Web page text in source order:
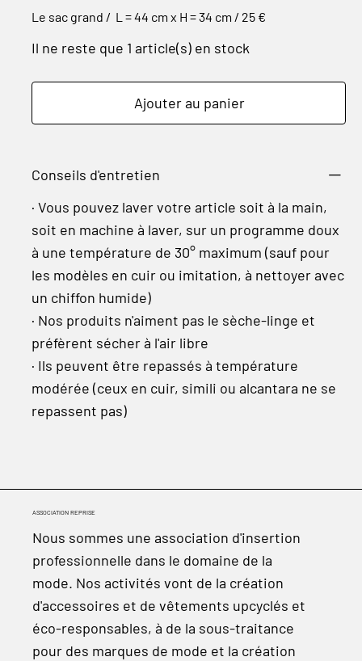
Le sac grand / L = 44 cm x H = 34 cm / 25 €
Il ne reste que 1 article(s) en stock
Ajouter au panier
Conseils d'entretien
· Vous pouvez laver votre article soit à la main,
soit en machine à laver, sur un programme doux
à une température de 30° maximum (sauf pour
les modèles en cuir ou imitation, à nettoyer avec
un chiffon humide)
· Nos produits n'aiment pas le sèche-linge et
préfèrent sécher à l'air libre
· Ils peuvent être repassés à température
modérée (ceux en cuir, simili ou alcantara ne se
repassent pas)
ASSOCIATION REPRISE
Nous sommes une association d'insertion
professionnelle dans le domaine de la
mode. Nos activités vont de la création
d'accessoires et de vêtements upcyclés et
éco-responsables, à de la sous-traitance
pour des marques de mode et la création